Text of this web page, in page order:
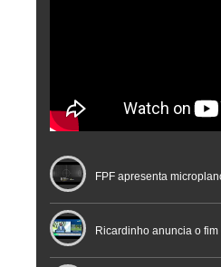
FPF apresenta
Nacional de Arbitragem
Ricardinho anuncia o